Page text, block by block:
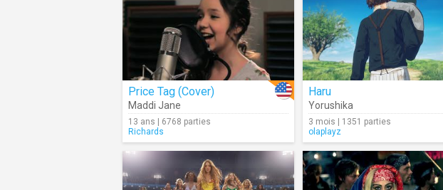
Price Tag (Cover)
Maddi Jane
13 ans | 6768 parties
Richards
Haru
Yorushika
3 mois | 1351 parties
olaplayz